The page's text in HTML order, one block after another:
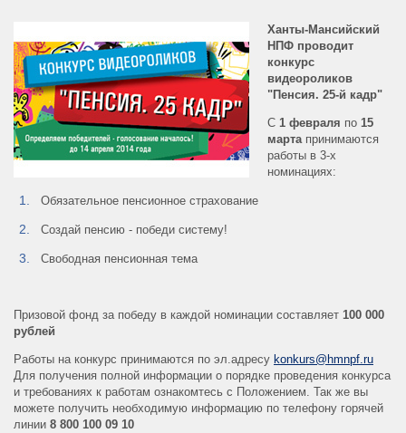
Ханты-Мансийский
НПФ проводит
конкурс
видеороликов
"Пенсия. 25-й кадр"
С 1 февраля по 15
марта принимаются
работы в 3-х
номинациях:
Обязательное пенсионное страхование
Создай пенсию - победи систему!
Свободная пенсионная тема
Призовой фонд за победу в каждой номинации составляет 100 000
рублей
Работы на конкурс принимаются по эл.адресу konkurs@hmnpf.ru
Для получения полной информации о порядке проведения конкурса
и требованиях к работам ознакомтесь с Положением. Так же вы
можете получить необходимую информацию по телефону горячей
линии 8 800 100 09 10